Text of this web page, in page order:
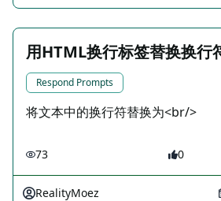
用HTML换行标签替换换行
Respond Prompts
将文本中的换行符替换为<br/>
73 0
RealityMoez